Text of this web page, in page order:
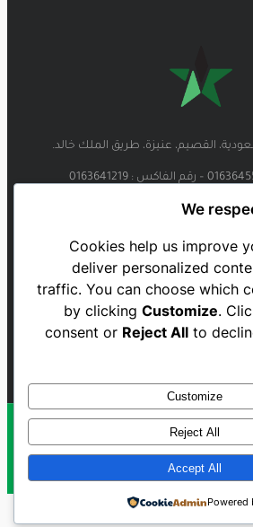
القصيم، عنيزة، طريق الملك خالد.
Al Najmah FC - 2023
We
Cookies help us improve
deliver personalized
traffic. You can choose which
by clickingCustomize.
consent or Reject All to
Customize
Reject All
Accept All
Powered